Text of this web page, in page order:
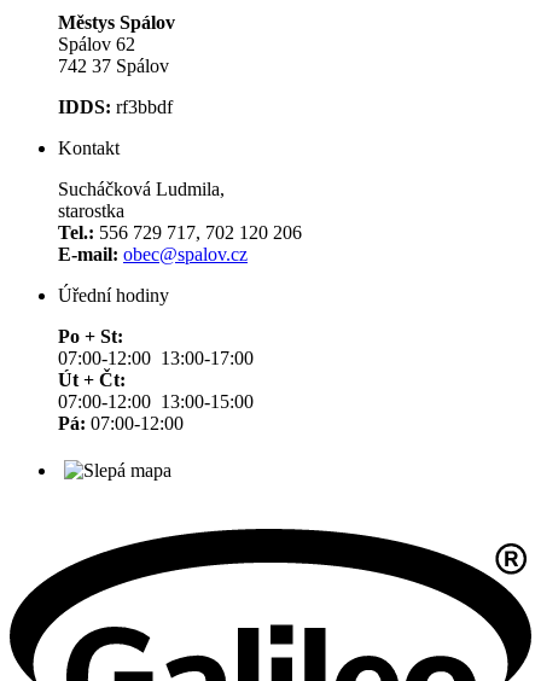
Městys Spálov
Spálov 62
742 37 Spálov
IDDS: rf3bbdf
Kontakt
Sucháčková Ludmila,
starostka
Tel.: 556 729 717, 702 120 206
E-mail: obec@spalov.cz
Úřední hodiny
Po + St:
07:00-12:00 13:00-17:00
Út + Čt:
07:00-12:00 13:00-15:00
Pá: 07:00-12:00